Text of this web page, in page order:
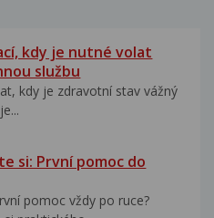
kdy je nutné volat
službu
kdy je zdravotní stav vážný
si: První pomoc do
pomoc vždy po ruce?